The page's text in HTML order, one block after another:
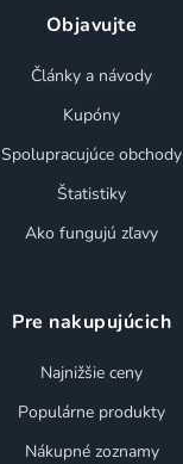
Objavujte
Články a návody
Kupóny
Spolupracujúce obchody
Štatistiky
Ako fungujú zľavy
Pre nakupujúcich
Najnižšie ceny
Populárne produkty
Nákupné zoznamy